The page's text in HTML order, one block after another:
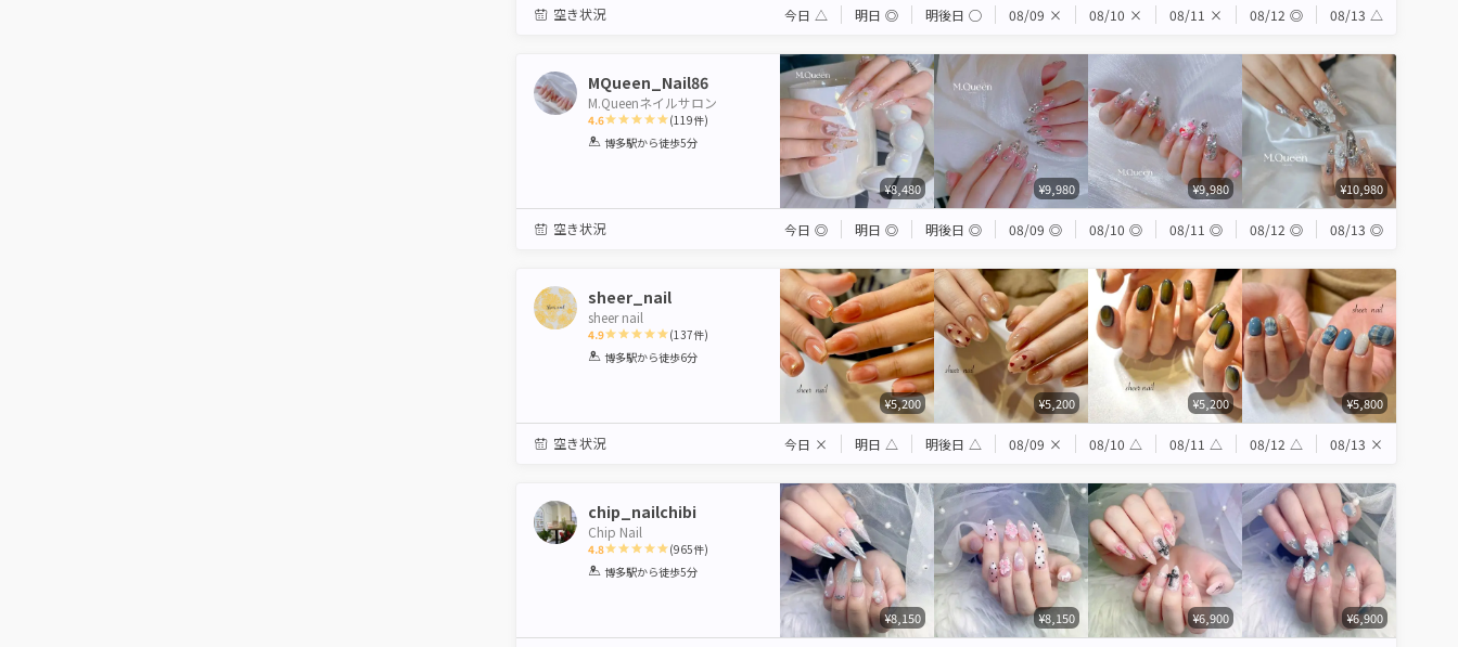
空き状況 今日 △ 明日 ◎ 明後日 ◯ 08/09 × 08/10 × 08/11 × 08/12 ◎ 08/13 △
MQueen_Nail86
M.Queenネイルサロン
4.6
1 2 3 4 5
(119件)
博多駅から徒歩5分
¥8,480 ¥9,980 ¥9,980 ¥10,980
空き状況 今日 ◎ 明日 ◎ 明後日 ◎ 08/09 ◎ 08/10 ◎ 08/11 ◎ 08/12 ◎ 08/13 ◎
sheer_nail
sheer nail
4.9
1 2 3 4 5
(137件)
博多駅から徒歩6分
¥5,200 ¥5,200 ¥5,200 ¥5,800
空き状況 今日 × 明日 △ 明後日 △ 08/09 × 08/10 △ 08/11 △ 08/12 △ 08/13 ×
chip_nailchibi
Chip Nail
4.8
1 2 3 4 5
(965件)
博多駅から徒歩5分
¥8,150 ¥8,150 ¥6,900 ¥6,900